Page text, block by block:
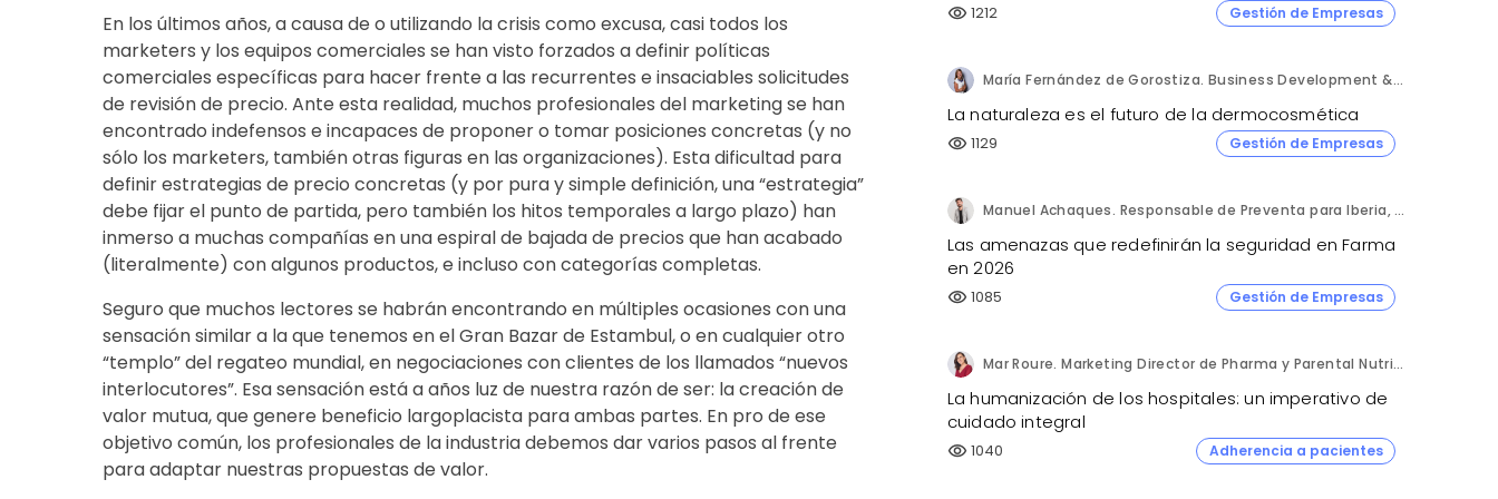
En los últimos años, a causa de o utilizando la crisis como excusa, casi todos los
marketers y los equipos comerciales se han visto forzados a definir políticas
comerciales específicas para hacer frente a las recurrentes e insaciables solicitudes
de revisión de precio. Ante esta realidad, muchos profesionales del marketing se han
encontrado indefensos e incapaces de proponer o tomar posiciones concretas (y no
sólo los marketers, también otras figuras en las organizaciones). Esta dificultad para
definir estrategias de precio concretas (y por pura y simple definición, una “estrategia”
debe fijar el punto de partida, pero también los hitos temporales a largo plazo) han
inmerso a muchas compañías en una espiral de bajada de precios que han acabado
(literalmente) con algunos productos, e incluso con categorías completas.
Seguro que muchos lectores se habrán encontrando en múltiples ocasiones con una
sensación similar a la que tenemos en el Gran Bazar de Estambul, o en cualquier otro
“templo” del regateo mundial, en negociaciones con clientes de los llamados “nuevos
interlocutores”. Esa sensación está a años luz de nuestra razón de ser: la creación de
valor mutua, que genere beneficio largoplacista para ambas partes. En pro de ese
objetivo común, los profesionales de la industria debemos dar varios pasos al frente
para adaptar nuestras propuestas de valor.
visibility 1212 Gestión de Empresas
María Fernández de Gorostiza. Business Development & Sustainable Transformation Director. L'Oréal Dermatological Beauty.
La naturaleza es el futuro de la dermocosmética
visibility 1129 Gestión de Empresas
Manuel Achaques. Responsable de Preventa para Iberia, Italia y Latinoamérica. Hornetsecurity.
Las amenazas que redefinirán la seguridad en Farma
en 2026
visibility 1085 Gestión de Empresas
Mar Roure. Marketing Director de Pharma y Parental Nutrition. Fresenius Kabi España.
La humanización de los hospitales: un imperativo de
cuidado integral
visibility 1040 Adherencia a pacientes